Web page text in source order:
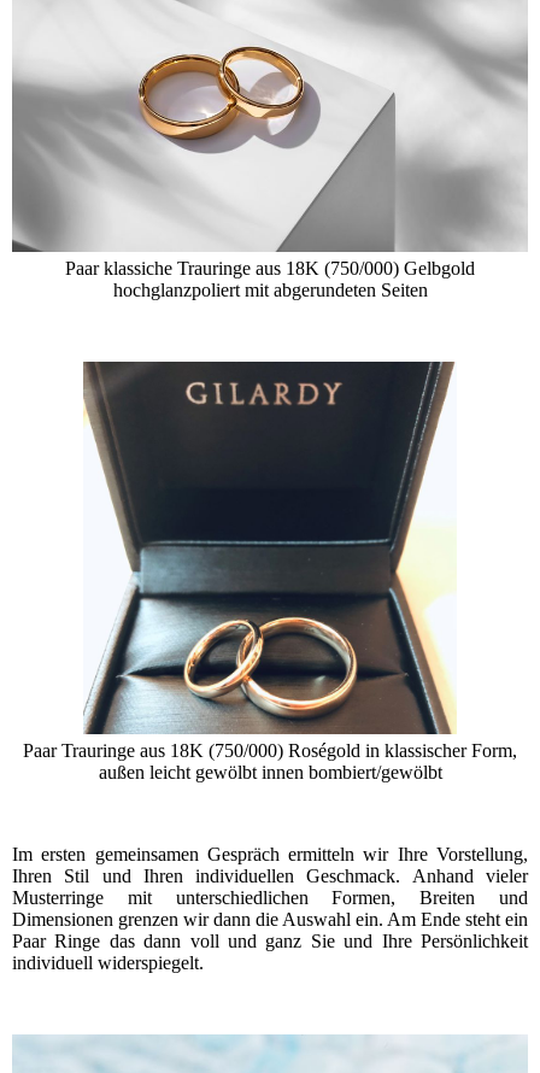
Paar klassiche Trauringe aus 18K (750/000) Gelbgold
hochglanzpoliert mit abgerundeten Seiten
Paar Trauringe aus 18K (750/000) Roségold in klassischer Form,
außen leicht gewölbt innen bombiert/gewölbt
Im ersten gemeinsamen Gespräch ermitteln wir Ihre Vorstellung,
Ihren Stil und Ihren individuellen Geschmack. Anhand vieler
Musterringe mit unterschiedlichen Formen, Breiten und
Dimensionen grenzen wir dann die Auswahl ein. Am Ende steht ein
Paar Ringe das dann voll und ganz Sie und Ihre Persönlichkeit
individuell widerspiegelt.